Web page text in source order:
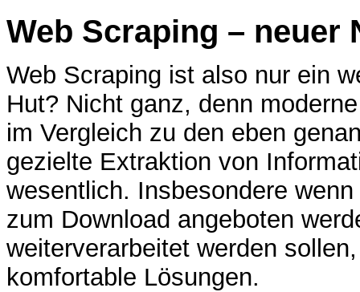
Web Scraping – neuer
Web Scraping ist also nur ein
Hut? Nicht ganz, denn
im Vergleich zu den eben
gezielte Extraktion von
wesentlich. Insbesondere
zum Download angeboten
weiterverarbeitet werden
komfortable Lösungen.